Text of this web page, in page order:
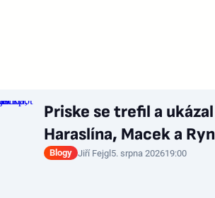
Priske se trefil a
Haraslína, Macek a
Blogy Jiří Fejgl5. srpna 202619:00